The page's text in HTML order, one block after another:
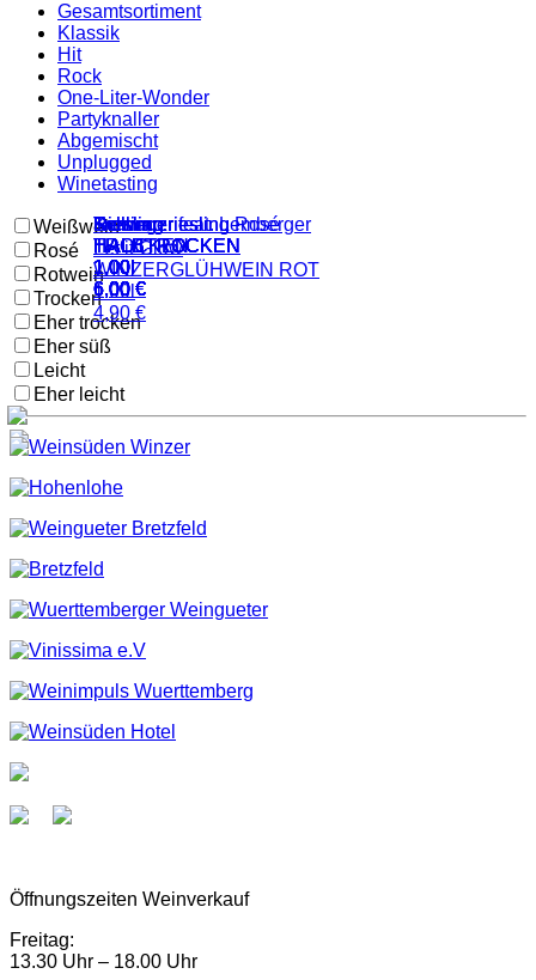
Gesamtsortiment
Klassik
Hit
Rock
One-Liter-Wonder
Partyknaller
Abgemischt
Unplugged
Winetasting
Weißwein
Rosé
Rotwein
Trocken
Eher trocken
Eher süß
Leicht
Eher leicht
Let it Glow
WINZERGLÜHWEIN ROT
1.00l
4,90 €
Kerner
HALBTROCKEN
1.00l
6,00 €
Riesling
HALBTROCKEN
1.00l
6,00 €
Riesling
TROCKEN
1.00l
6,00 €
Schwarzriesling
HALBTROCKEN
1.00l
6,00 €
Schwarzriesling Rosé
HALBTROCKEN
1.00l
6,00 €
Trollinger
TROCKEN
1.00l
6,00 €
Trollinger feat. Lemberger
HALBTROCKEN
1.00l
6,00 €
Öffnungszeiten Weinverkauf
Freitag:
13.30 Uhr – 18.00 Uhr